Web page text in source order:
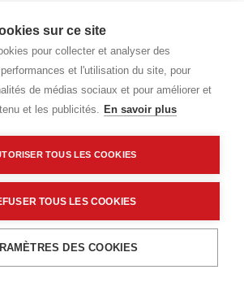
sur ce site
pour collecter et analyser des
et l'utilisation du site, pour
de médias sociaux et pour améliorer et
et les publicités. En savoir plus
TOUS LES COOKIES
TOUS LES COOKIES
DES COOKIES
au panier